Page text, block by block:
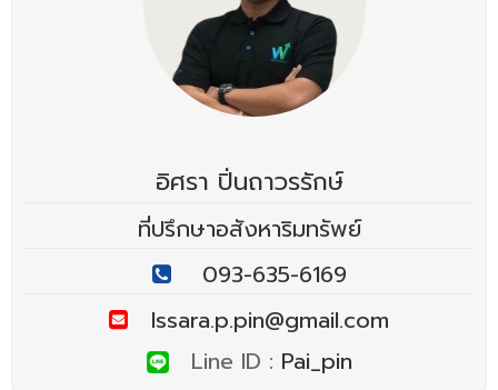
อิศรา ปิ่นถาวรรักษ์
ที่ปรึกษาอสังหาริมทรัพย์
093-635-6169
Issara.p.pin@gmail.com
Line ID : Pai_pin